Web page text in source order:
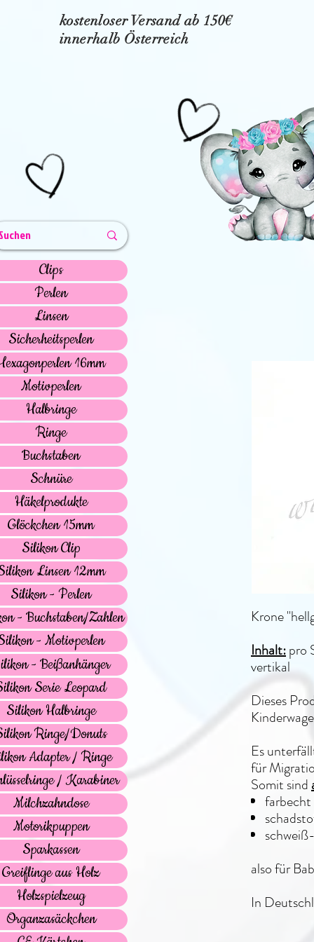
kostenloser Versand ab 150€
innerhalb Österreich
Krone
Inhalt:pro
vertikal
Dieses
Es
für
Somit sind
farbecht
also für
In
Clips
Perlen
Linsen
Sicherheitsperlen
16mm
Motivperlen
Halbringe
Ringe
Buchstaben
Schnüre
Häkelprodukte
Glöckchen 15mm
Silikon Clip
Linsen 12mm
Silikon - Perlen
- Buchstaben/Zahlen
- Motivperlen
- Beißanhänger
Serie Leopard
Silikon Halbringe
Ringe/Donuts
Adapter / Ringe
/ Karabiner
Milchzahndose
Motorikpuppen
Sparkassen
Greiflinge aus Holz
Holzspielzeug
Organzasäckchen